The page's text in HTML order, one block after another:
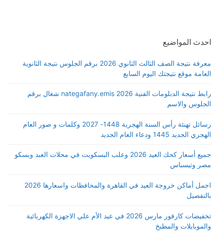
احدث المواضيع
معرفة نتيجة الصف الثالث الثانوي 2026 برقم الجلوس نتيجة الثانوية
العامة موقع نتيجتك اليوم السابع
رابط نتيجة الدبلومات الفنية 2026 nategafany.emis شغال برقم
الجلوس والاسم
رسائل تهنئة رأس السنة الهجرية 1448- 2027 وكلمات و صور العام
الهجري الجديد 1445 ودعاء العام الجديد
جميع أسعار كحك العيد 2026 وعلب البسكويت في محلات العبد وبسكو
مصر وتيسباس
اجمل أماكن خروجة العيد في القاهرة والمحافظات واسعارها 2026
بالتفصيل
تخفيضات كارفور مارس 2026 في عيد الأم علي الاجهزة الكهربائية
والموبايلات والمطبخ